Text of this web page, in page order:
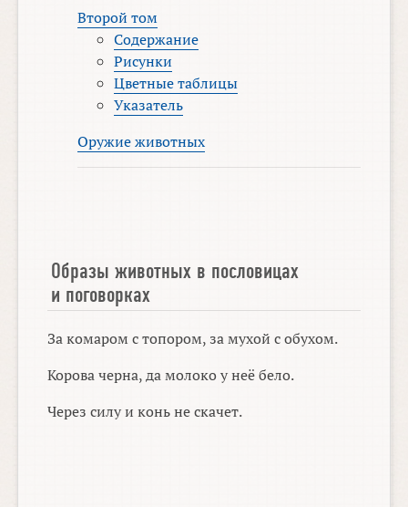
Второй том
Содержание
Рисунки
Цветные таблицы
Указатель
Оружие животных
Образы животных в пословицах
и поговорках
За комаром с топором, за мухой с обухом.
Корова черна, да молоко у неё бело.
Через силу и конь не скачет.